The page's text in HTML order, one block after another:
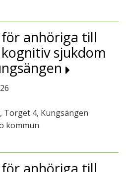
anhöriga till
sjukdom
4, Kungsängen
kommun
anhöriga till